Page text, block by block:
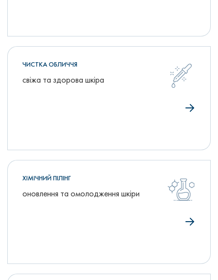
ЧИСТКА ОБЛИЧЧЯ
свіжа та здорова шкіра
ХІМІЧНИЙ ПІЛІНГ
оновлення та омолодження шкіри